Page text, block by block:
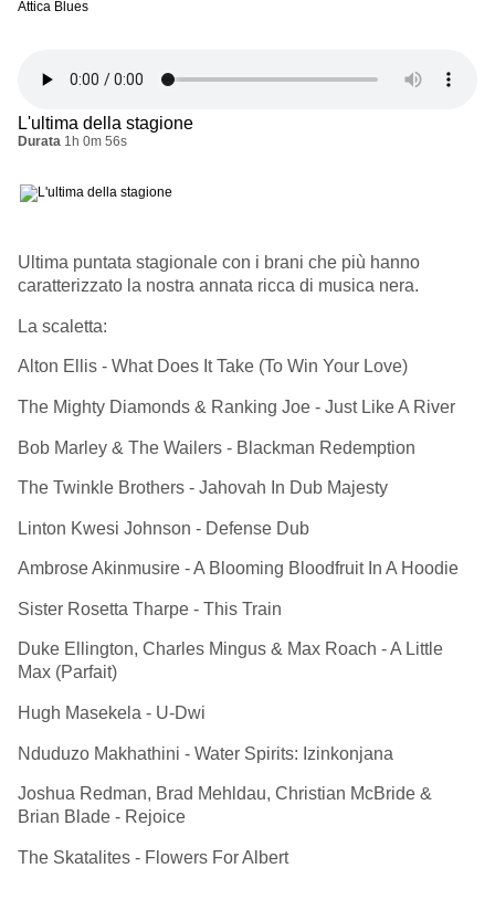
Attica Blues
L'ultima della stagione
Durata 1h 0m 56s
Ultima puntata stagionale con i brani che più hanno
caratterizzato la nostra annata ricca di musica nera.
La scaletta:
Alton Ellis - What Does It Take (To Win Your Love)
The Mighty Diamonds & Ranking Joe - Just Like A River
Bob Marley & The Wailers - Blackman Redemption
The Twinkle Brothers - Jahovah In Dub Majesty
Linton Kwesi Johnson - Defense Dub
Ambrose Akinmusire - A Blooming Bloodfruit In A Hoodie
Sister Rosetta Tharpe - This Train
Duke Ellington, Charles Mingus & Max Roach - A Little
Max (Parfait)
Hugh Masekela - U-Dwi
Nduduzo Makhathini - Water Spirits: Izinkonjana
Joshua Redman, Brad Mehldau, Christian McBride &
Brian Blade - Rejoice
The Skatalites - Flowers For Albert